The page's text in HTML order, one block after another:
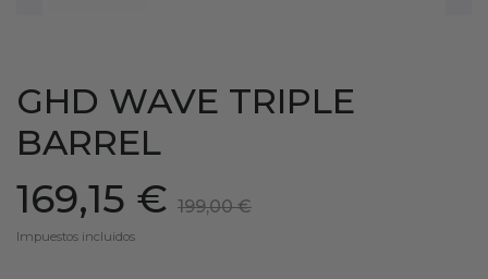
GHD WAVE TRIPLE
BARREL
169,15 € 199,00 €
Impuestos incluidos